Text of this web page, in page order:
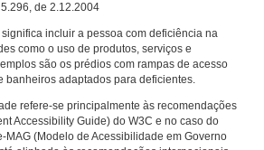
de 2.12.2004
incluir a pessoa com deficiência na
como o uso de produtos, serviços e
são os prédios com rampas de acesso
banheiros adaptados para deficientes.
refere-se principalmente às recomendações
Accessibility Guide) do W3C e no caso do
MAG (Modelo de Acessibilidade em Governo